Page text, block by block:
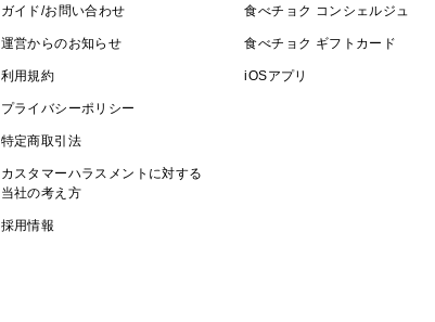
ガイド/お問い合わせ
運営からのお知らせ
利用規約
プライバシーポリシー
特定商取引法
カスタマーハラスメントに対する
当社の考え方
採用情報
食べチョク コンシェルジュ
食べチョク ギフトカード
iOSアプリ